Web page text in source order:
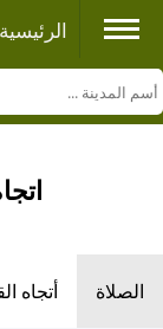
الرئيسية
الصلاة أتجاه